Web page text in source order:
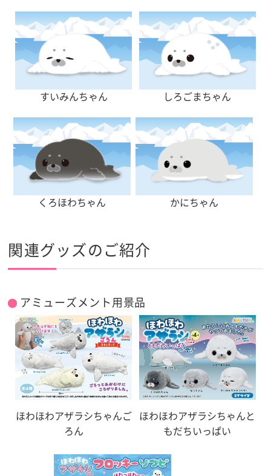
すいみんちゃん しろごまちゃん
くろほわちゃん かにちゃん
関連グッズのご紹介
アミューズメント用景品
ほわほわアザラシちゃんご
ろん
ほわほわアザラシちゃんと
もだちいっぱい